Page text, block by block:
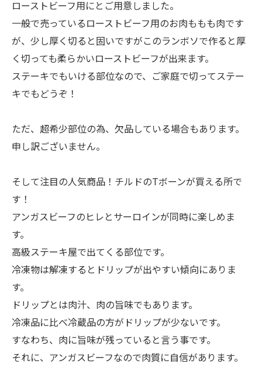
ローストビーフ用にとご用意しました。
一般で売っているローストビーフ用のお肉ももも肉です
が、少し厚く切ると固いですがこのランボソで作ると厚
く切っても柔らかいローストビーフが出来ます。
ステーキでもいける部位なので、ご家庭で切ってステー
キでもどうぞ！
ただ、超希少部位の為、欠品している場合もあります。
申し訳ございません。
そして注目の人気商品！チルドのTボーンが買える所で
す！
アンガスビーフのヒレとサーロインが同時に楽しめま
す。
高級ステーキ屋で出てくる部位です。
冷凍物は解凍するとドリップが出やすい傾向にありま
す。
ドリップとは肉汁、肉の旨味でもあります。
冷凍品に比べ冷蔵品の方がドリップが少ないです。
すなわち、肉に旨味が残っていると言う事です。
それに、アンガスビーフなので肉質に自信があります。